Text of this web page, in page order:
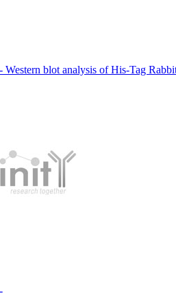
blot analysis of His-Tag